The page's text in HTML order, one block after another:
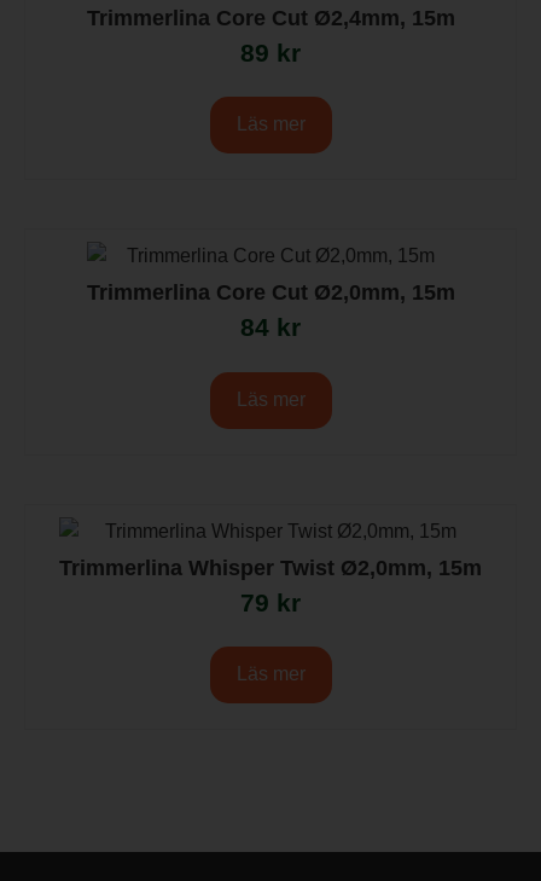
Trimmerlina Core Cut Ø2,4mm, 15m
89 kr
Läs mer
Trimmerlina Core Cut Ø2,0mm, 15m
84 kr
Läs mer
Trimmerlina Whisper Twist Ø2,0mm, 15m
79 kr
Läs mer